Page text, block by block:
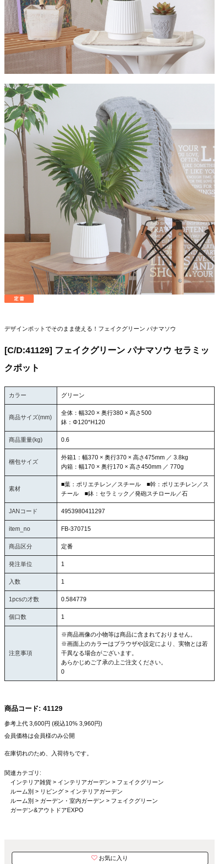
デザインポットでそのまま使える！フェイクグリーン パナマソウ
[C/D:41129] フェイクグリーン パナマソウ セラミッ
クポット
カラー グリーン
商品サイズ(mm)
全体：幅320 × 奥行380 × 高さ500
鉢：Φ120*H120
商品重量(kg) 0.6
梱包サイズ
外箱1：幅370 × 奥行370 × 高さ475mm ／ 3.8kg
内箱：幅170 × 奥行170 × 高さ450mm ／ 770g
素材
■葉：ポリエチレン／スチール ■幹：ポリエチレン／ス
チール ■鉢：セラミック／発砲スチロール／石
JANコード 4953980411297
item_no FB-370715
商品区分 定番
発注単位 1
入数 1
1pcsの才数 0.584779
個口数 1
注意事項
※商品画像の小物等は商品に含まれておりません。
※画面上のカラーはブラウザや設定により、実物とは若
干異なる場合がございます。
あらかじめご了承の上ご注文ください。
0
商品コード: 41129
参考上代 3,600円 (税込10% 3,960円)
会員価格は会員様のみ公開
在庫切れのため、入荷待ちです。
関連カテゴリ:
インテリア雑貨> インテリアガーデン > フェイクグリーン
ルーム別 > リビング> インテリアガーデン
ルーム別 > ガーデン・室内ガーデン > フェイクグリーン
ガーデン&アウトドアEXPO
お気に入り